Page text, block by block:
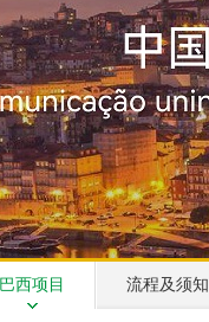
巴西项目 流程及须知